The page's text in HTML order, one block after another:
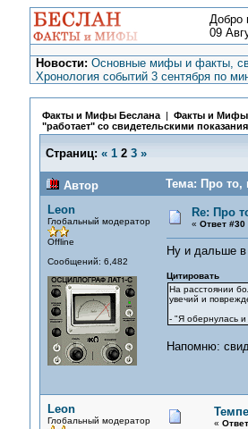
Добро
09
Новости: Основные мифы и факты,
Хронология событий 3 сентября по
Факты и Мифы Беслана| Факты и Мифы
"работает" со свидетельскими
Страниц: « 1 2 3 »
Автор
Тема: Про то,
Leon
Глобальный модератор
Offline
Сообщений: 6,482
Re: Про
« Ответ #30
Ну и дальше в
Цитировать
На расстоянии
увечий и
- "Я обернулась
Напомню:
Leon
Глобальный модератор «